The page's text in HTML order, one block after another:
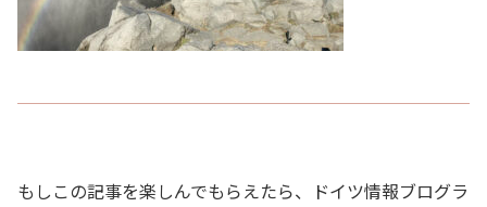
もしこの記事を楽しんでもらえたら、ドイツ情報ブログラ